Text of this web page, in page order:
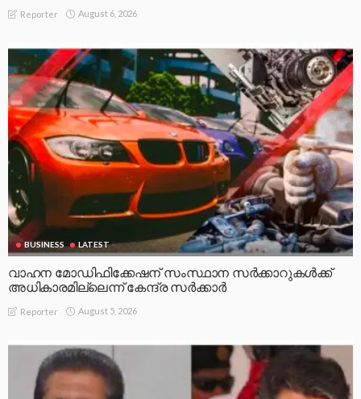
Reporter August 6, 2026
BUSINESS LATEST
വാഹന മോഡിഫിക്കേഷന് സംസ്ഥാന സർക്കാറുകൾക്ക്
അധികാരമില്ലെന്ന് കേന്ദ്ര സർക്കാർ
Reporter August 5, 2026